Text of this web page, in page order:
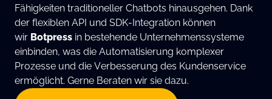
Fähigkeiten traditioneller Chatbots hinausgehen. Dank
der flexiblen API und SDK-Integration können
wir Botpress in bestehende Unternehmenssysteme
einbinden, was die Automatisierung komplexer
Prozesse und die Verbesserung des Kundenservice
ermöglicht. Gerne Beraten wir sie dazu.